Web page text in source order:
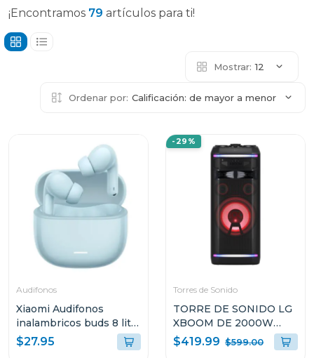
¡Encontramos 79 artículos para ti!
Mostrar: 12
Ordenar por: Calificación: de mayor a menor
Audifonos
Xiaomi Audifonos
inalambricos buds 8 lite
azul 2539e1a
$27.95
-29%
Torres de Sonido
TORRE DE SONIDO LG
XBOOM DE 2000W
KARAOKE STAR PRO DJ
WHEEL OK99M
$419.99 $599.00